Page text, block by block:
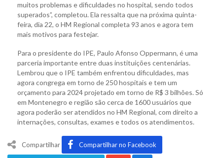
muitos problemas e dificuldades no hospital, sendo todos
superados”, completou. Ela ressalta que na próxima quinta-
feira, dia 22, o HM Regional completa 93 anos e agora tem
mais motivos para festejar.
Para o presidente do IPE, Paulo Afonso Oppermann, é uma
parceria importante entre duas instituições centenárias.
Lembrou que o IPE também enfrentou dificuldades, mas
agora congrega em torno de 250 hospitais e tem um
orçamento para 2024 projetado em torno de R$ 3 bilhões. Só
em Montenegro e região são cerca de 1600 usuários que
agora poderão ser atendidos no HM Regional, com direito a
internações, consultas, exames e todos os atendimentos.
Compartilhar Compartilhar no Facebook